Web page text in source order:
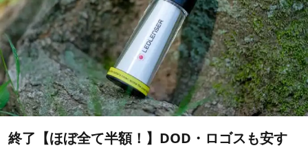
終了【ほぼ全て半額！】DOD・ロゴスも安す